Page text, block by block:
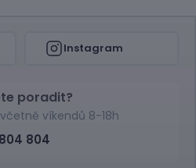
Instagram
poradit?
víkendů 8-18h
804